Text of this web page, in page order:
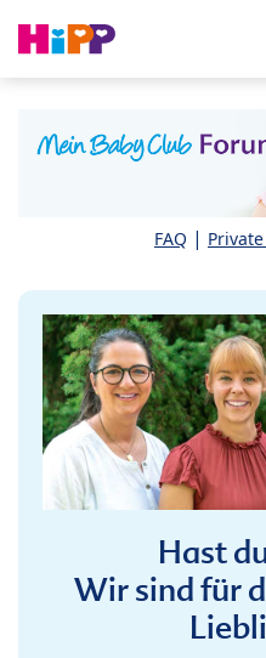
FAQ |
Hast
Wir sind für